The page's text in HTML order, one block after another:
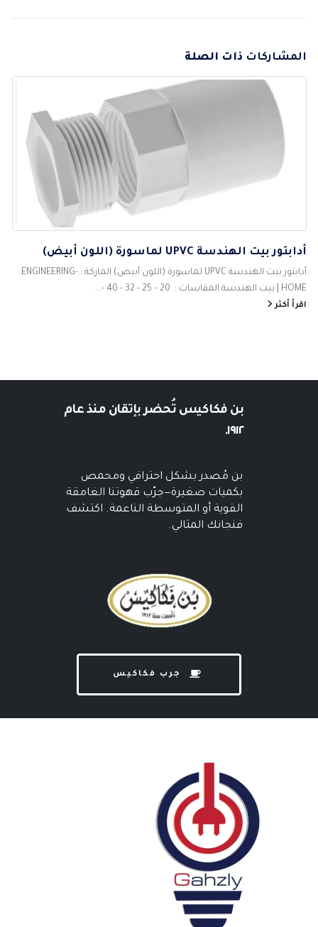
المشاركات ذات الصلة
أدابتور بيت الهندسة UPVC لماسورة (اللون أبيض)
أدابتور بيت الهندسة UPVC لماسورة (اللون أبيض) الماركة : ENGINEERING-
HOME | بيت الهندسة المقاسات : 20 – 25 - 32 - 40 -...
اقرأ أكثر
بن فكاكيستُحضر بإتقان منذ عام
١٩١٢.
بن مُصدر بشكل احترافي ومحمص
بكميات صغيرة—جرّب قهوتنا الغامقة
القوية أو المتوسطة الناعمة. اكتشف
فنجانك المثالي.
جرب فكاكيس